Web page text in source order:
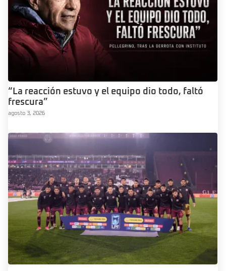
“La reacción estuvo y el equipo dio todo, faltó
frescura”
agosto 3, 2026